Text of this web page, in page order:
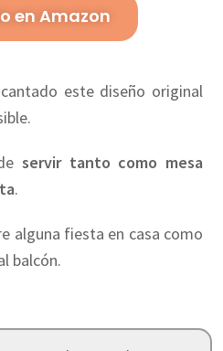
en Amazon
este diseño original
servir tanto como mesa
.
alguna fiesta en casa como
balcón.